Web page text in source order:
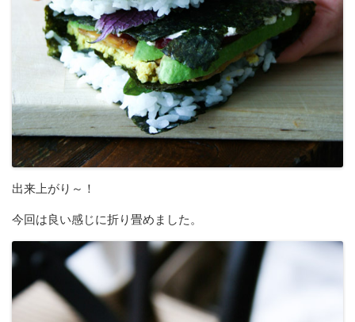
出来上がり～！
今回は良い感じに折り畳めました。